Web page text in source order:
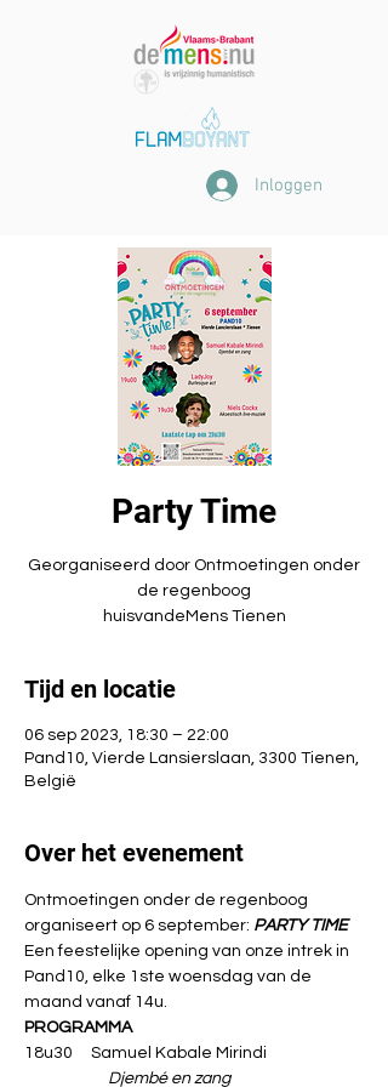
Inloggen
Party Time
Georganiseerd door Ontmoetingen onder
de regenboog
huisvandeMens Tienen
Tijd en locatie
06 sep 2023, 18:30 – 22:00
Pand10, Vierde Lansierslaan, 3300 Tienen,
België
Over het evenement
Ontmoetingen onder de regenboog
organiseert op 6 september: PARTY TIME
Een feestelijke opening van onze intrek in
Pand10, elke 1ste woensdag van de
maand vanaf 14u.
PROGRAMMA
18u30     Samuel Kabale Mirindi
Djembé en zang